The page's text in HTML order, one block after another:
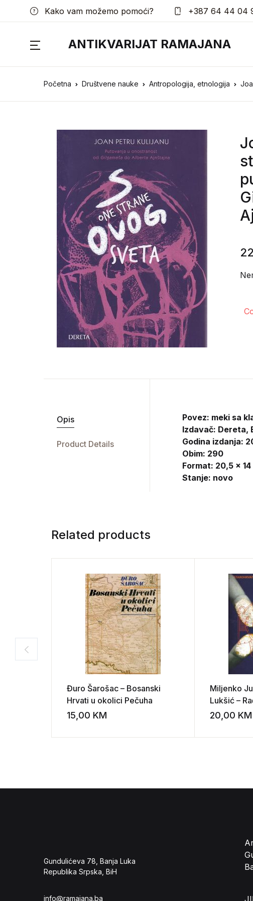
Kako vam možemo pomoći? +387 64 44 04
ANTIKVARIJAT RAMAJANA
Početna Društvene nauke Antropologija, etnologija
Opis
Product Details
Povez: meki sa
Izdavač: Dereta,
Godina izdanja:
Obim: 290
Format: 20,5 x 14
Stanje: novo
Related products
Đuro Šarošac – Bosanski
Hrvati u okolici Pečuha
15,00 KM Add to wishlist
Miljenko
Lukšić –
hrvatskog
20,00 KM
Gundulićeva 78, Banja Luka
Republika Srpska, BiH
info@ramajana.ba